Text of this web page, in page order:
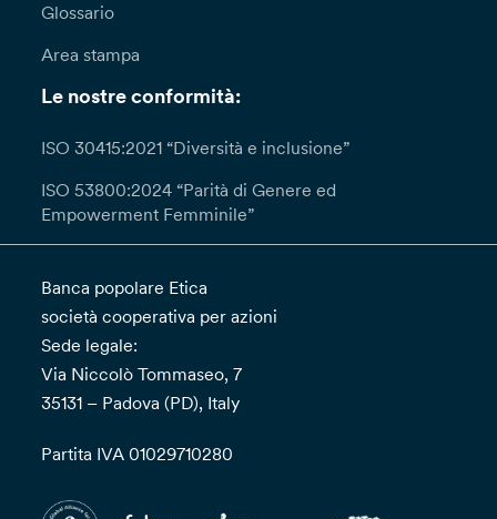
Glossario
Area stampa
Le nostre conformità:
ISO 30415:2021 “Diversità e inclusione”
ISO 53800:2024 “Parità di Genere ed
Empowerment Femminile”
Banca popolare Etica
società cooperativa per azioni
Sede legale:
Via Niccolò Tommaseo, 7
35131 – Padova (PD), Italy
Partita IVA 01029710280